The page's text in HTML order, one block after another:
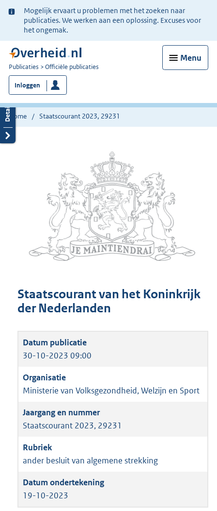
Ter
informatie:
Mogelijk ervaart u problemen met het zoeken naar
publicaties. We werken aan een oplossing. Excuses voor
het ongemak.
Menu
U
bent
nu
hier:
Publicaties Officiële publicaties
Inloggen
Home Staatscourant 2023, 29231
Staatscourant van het Koninkrijk
der Nederlanden
30-10-2023 09:00
Ministerie van Volksgezondheid, Welzijn en Sport
Staatscourant 2023, 29231
ander besluit van algemene strekking
19-10-2023